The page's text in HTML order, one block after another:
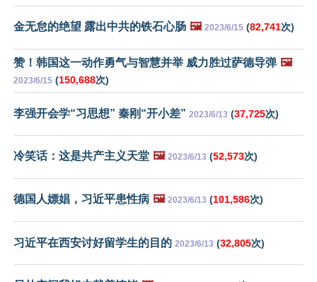
金无怠的绝望 露出中共的铁石心肠 🖼️ 2023/6/15 (82,741次)
赞！韩国这一动作勇气与智慧并举 威力胜过萨德导弹 🖼️
2023/6/15 (150,688次)
李强开会学“习思想” 秦刚“开小差” 2023/6/13 (37,725次)
冷笑话：这是共产主义天堂 🖼️ 2023/6/13 (52,573次)
德国人嫖娼，习近平患性病 🖼️ 2023/6/13 (101,586次)
习近平在西安讨好留学生的目的 2023/6/13 (32,805次)